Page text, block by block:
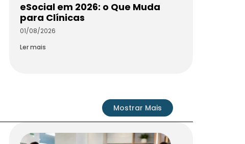
eSocial em 2026: o Que Muda
para Clínicas
01/08/2026
Ler mais
Mostrar Mais